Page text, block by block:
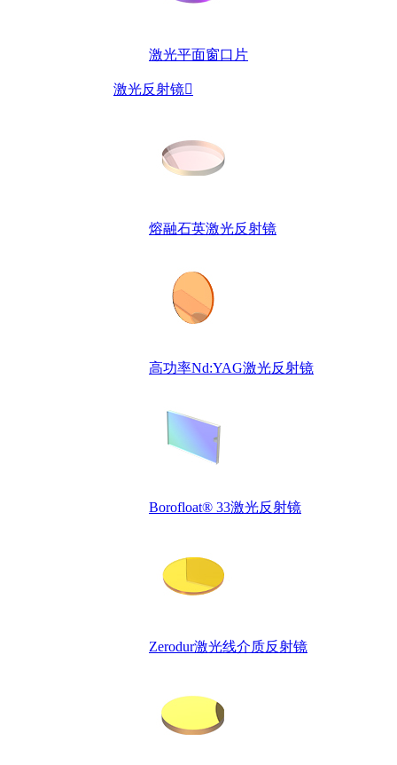
激光平面窗口片
激光反射镜
熔融石英激光反射镜
高功率Nd:YAG激光反射镜
Borofloat® 33激光反射镜
Zerodur激光线介质反射镜